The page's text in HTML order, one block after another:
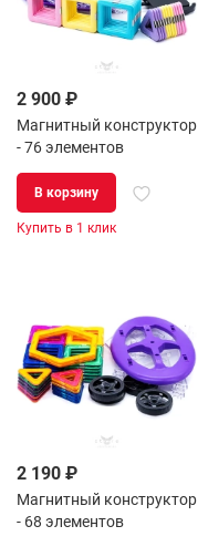
2 900 ₽
Магнитный конструктор
- 76 элементов
В корзину
Купить в 1 клик
2 190 ₽
Магнитный конструктор
- 68 элементов